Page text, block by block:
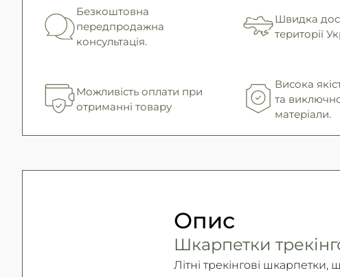
Безкоштовна
передпродажна
консультація.
Швидка
території
Можливість оплати при
отриманні товару
Висока
та
матеріали.
Опис
Шкарпетки
Літні трекінгові